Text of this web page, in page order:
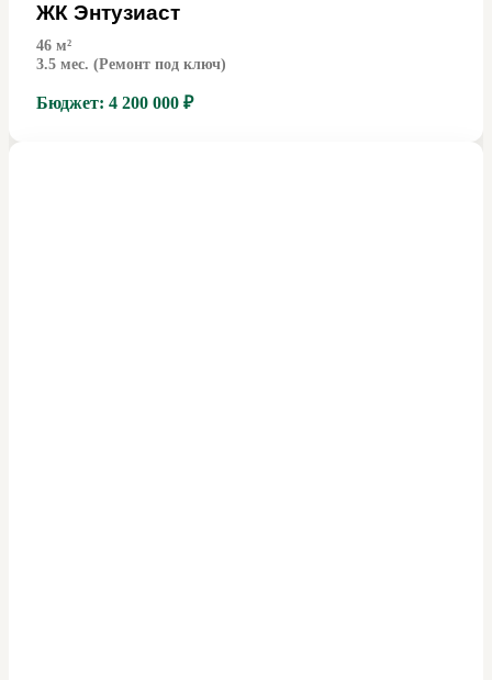
ЖК Энтузиаст
46 м²
3.5 мес. (Ремонт под ключ)
Бюджет: 4 200 000 ₽